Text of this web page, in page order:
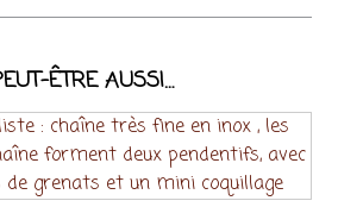
ÊTRE AUSSI…